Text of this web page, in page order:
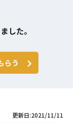
した。
らう
更新日:2021/11/11